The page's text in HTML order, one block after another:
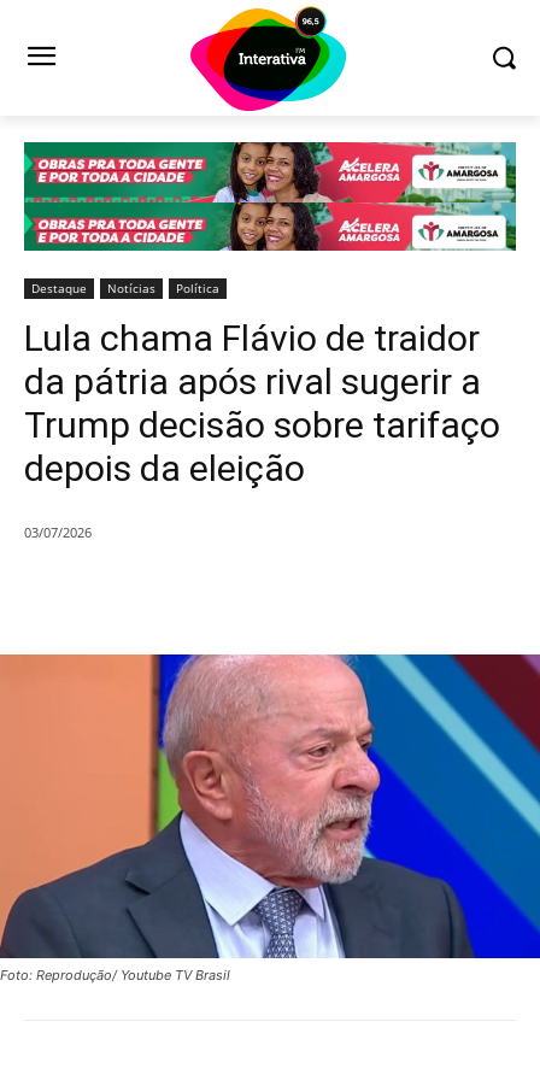
Destaque Notícias Política
Lula chama Flávio de traidor
da pátria após rival sugerir a
Trump decisão sobre tarifaço
depois da eleição
03/07/2026
Foto: Reprodução/ Youtube TV Brasil